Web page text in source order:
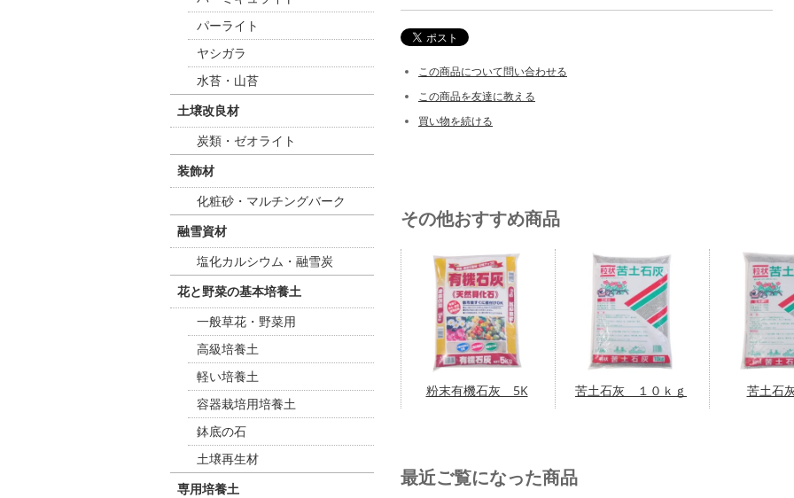
この商品について問い合わせる
この商品を友達に教える
買い物を続ける
その他おすすめ商品
粉末有機石灰 5K 苦土石灰 １０ｋｇ 苦土石
最近ご覧になった商品
パーライト
ヤシガラ
水苔・山苔
土壌改良材
炭類・ゼオライト
装飾材
化粧砂・マルチングバーク
融雪資材
塩化カルシウム・融雪炭
花と野菜の基本培養土
一般草花・野菜用
高級培養土
軽い培養土
容器栽培用培養土
鉢底の石
土壌再生材
専用培養土